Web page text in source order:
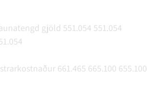
gjöld 551.054 551.054
661.465 665.100 655.100